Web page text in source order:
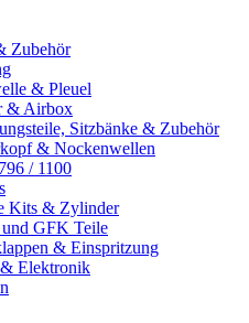
Zubehör
& Pleuel
& Airbox
Sitzbänke & Zubehör
& Nockenwellen
/ 1100
Kits & Zylinder
GFK Teile
& Einspritzung
Elektronik